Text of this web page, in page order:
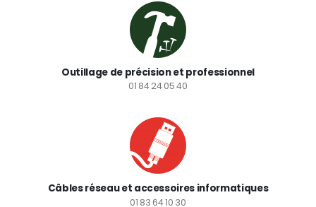
Outillage de précision et professionnel
01 84 24 05 40
Câbles réseau et accessoires informatiques
01 83 64 10 30